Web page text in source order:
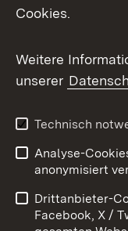
Messenger
Social Wall
X / Twitter
Youtube
Cookies.
Weitere
unserer
Technisch
Analyse-
anonymisiert
Drittanbieter-
Facebook, X /